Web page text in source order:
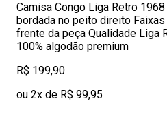
Camisa Congo Liga Retro
bordada no peito direito
frente da peça Qualidade Liga
100% algodão premium
R$ 199,90
ou 2x de R$ 99,95